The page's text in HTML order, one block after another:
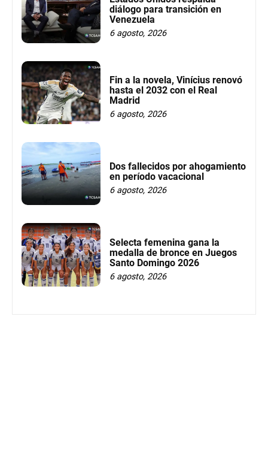
diálogo para transición en
Venezuela
6 agosto, 2026
Fin a la novela, Vinícius renovó
hasta el 2032 con el Real
Madrid
6 agosto, 2026
Dos fallecidos por ahogamiento
en período vacacional
6 agosto, 2026
Selecta femenina gana la
medalla de bronce en Juegos
Santo Domingo 2026
6 agosto, 2026